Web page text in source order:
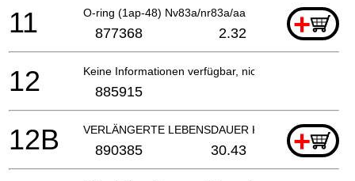
O-ring (1ap-48) Nv83a/nr83a/aa +
11 877368 2.32
Keine Informationen verfügbar, nicht bestellbar
12 885915
VERLÄNGERTE LEBENSDAUER KOLBENASS'Y
+
12B 890385 30.43